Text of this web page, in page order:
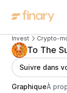
Invest Crypto-
To The
Suivre dans
GraphiqueÀ